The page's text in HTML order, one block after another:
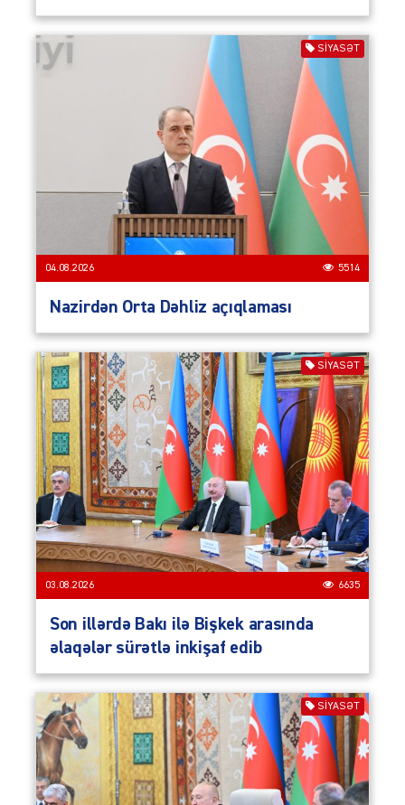
SIYASƏT
04.08.2026 5514
Nazirdən Orta Dəhliz açıqlaması
SIYASƏT
03.08.2026 6635
Son illərdə Bakı ilə Bişkek arasında
əlaqələr sürətlə inkişaf edib
SIYASƏT